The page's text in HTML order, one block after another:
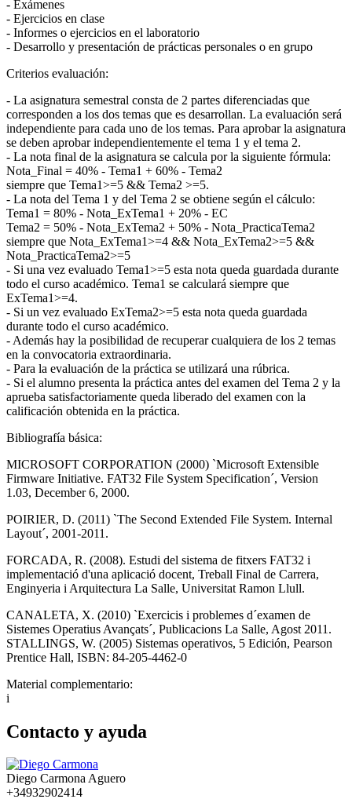
- Exámenes
- Ejercicios en clase
- Informes o ejercicios en el laboratorio
- Desarrollo y presentación de prácticas personales o en grupo
Criterios evaluación:
- La asignatura semestral consta de 2 partes diferenciadas que
corresponden a los dos temas que es desarrollan. La evaluación será
independiente para cada uno de los temas. Para aprobar la asignatura
se deben aprobar independientemente el tema 1 y el tema 2.
- La nota final de la asignatura se calcula por la siguiente fórmula:
Nota_Final = 40% - Tema1 + 60% - Tema2
siempre que Tema1>=5 && Tema2 >=5.
- La nota del Tema 1 y del Tema 2 se obtiene según el cálculo:
Tema1 = 80% - Nota_ExTema1 + 20% - EC
Tema2 = 50% - Nota_ExTema2 + 50% - Nota_PracticaTema2
siempre que Nota_ExTema1>=4 && Nota_ExTema2>=5 &&
Nota_PracticaTema2>=5
- Si una vez evaluado Tema1>=5 esta nota queda guardada durante
todo el curso académico. Tema1 se calculará siempre que
ExTema1>=4.
- Si un vez evaluado ExTema2>=5 esta nota queda guardada
durante todo el curso académico.
- Además hay la posibilidad de recuperar cualquiera de los 2 temas
en la convocatoria extraordinaria.
- Para la evaluación de la práctica se utilizará una rúbrica.
- Si el alumno presenta la práctica antes del examen del Tema 2 y la
aprueba satisfactoriamente queda liberado del examen con la
calificación obtenida en la práctica.
Bibliografía básica:
MICROSOFT CORPORATION (2000) `Microsoft Extensible
Firmware Initiative. FAT32 File System Specification´, Version
1.03, December 6, 2000.
POIRIER, D. (2011) `The Second Extended File System. Internal
Layout´, 2001-2011.
FORCADA, R. (2008). Estudi del sistema de fitxers FAT32 i
implementació d'una aplicació docent, Treball Final de Carrera,
Enginyeria i Arquitectura La Salle, Universitat Ramon Llull.
CANALETA, X. (2010) `Exercicis i problemes d´examen de
Sistemes Operatius Avançats´, Publicacions La Salle, Agost 2011.
STALLINGS, W. (2005) Sistemas operativos, 5 Edición, Pearson
Prentice Hall, ISBN: 84-205-4462-0
Material complementario:
i
Contacto y ayuda
Diego Carmona Aguero
+34932902414